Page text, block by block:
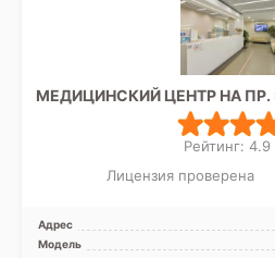
МЕДИЦИНСКИЙ ЦЕНТР НА ПР.
Рейтинг: 4.9
Лицензия проверена
Адрес
Модель